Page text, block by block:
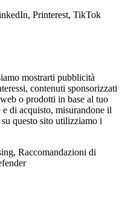
Printerest, TikTok
mostrarti pubblicità
contenuti sponsorizzati
o prodotti in base al tuo
di acquisto, misurandone il
questo sito utilizziamo i
Raccomandazioni di